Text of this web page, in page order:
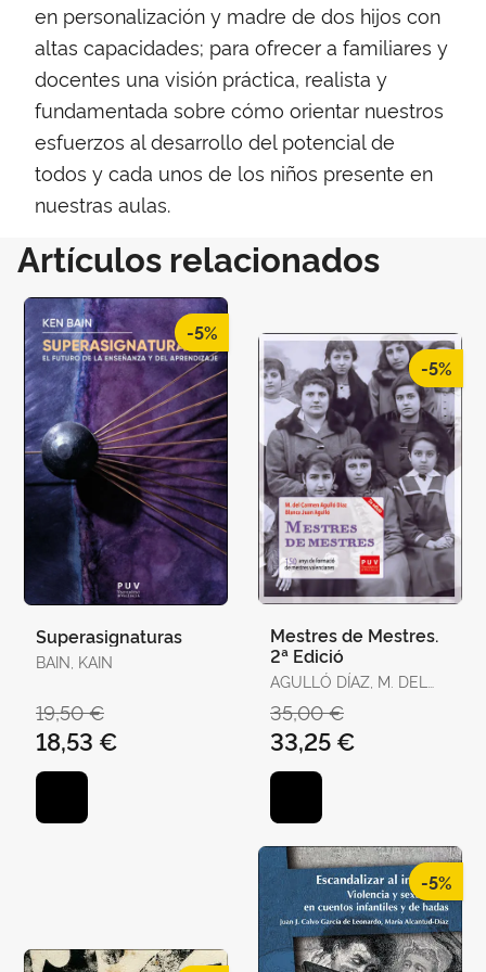
en personalización y madre de dos hijos con
altas capacidades; para ofrecer a familiares y
docentes una visión práctica, realista y
fundamentada sobre cómo orientar nuestros
esfuerzos al desarrollo del potencial de
todos y cada unos de los niños presente en
nuestras aulas.
Artículos relacionados
-5%
Superasignaturas
BAIN, KAIN
19,50 €
18,53 €
-5%
Mestres de Mestres.
2ª Edició
AGULLÓ DÍAZ, M. DEL
AGULLÓ, BLANCA
35,00 €
33,25 €
-5%